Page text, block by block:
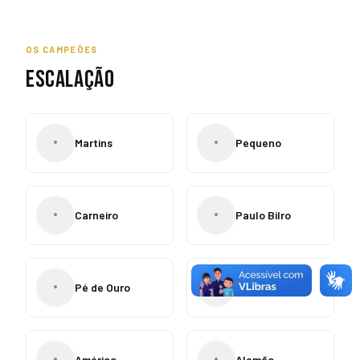
OS CAMPEÕES
ESCALAÇÃO
• Martins • Pequeno
• Carneiro • Paulo Bilro
• Pé de Ouro • Cabojoão